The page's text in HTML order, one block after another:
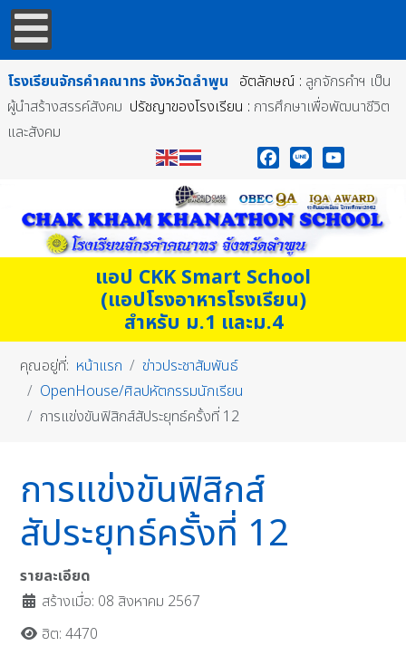
โรงเรียนจักรคำคณาทร จังหวัดลำพูน อัตลักษณ์ : ลูกจักรคำฯ เป็น
ผู้นำสร้างสรรค์สังคม ปรัชญาของโรงเรียน : การศึกษาเพื่อพัฒนาชีวิต
และสังคม
แอป CKK Smart School
(แอปโรงอาหารโรงเรียน)
สำหรับ ม.1 และม.4
คุณอยู่ที่: หน้าแรก
ข่าวประชาสัมพันธ์
OpenHouse/ศิลปหัตกรรมนักเรียน
การแข่งขันฟิสิกส์สัประยุทธ์ครั้งที่ 12
การแข่งขันฟิสิกส์
สัประยุทธ์ครั้งที่ 12
รายละเอียด
สร้างเมื่อ: 08 สิงหาคม 2567
ฮิต: 4470